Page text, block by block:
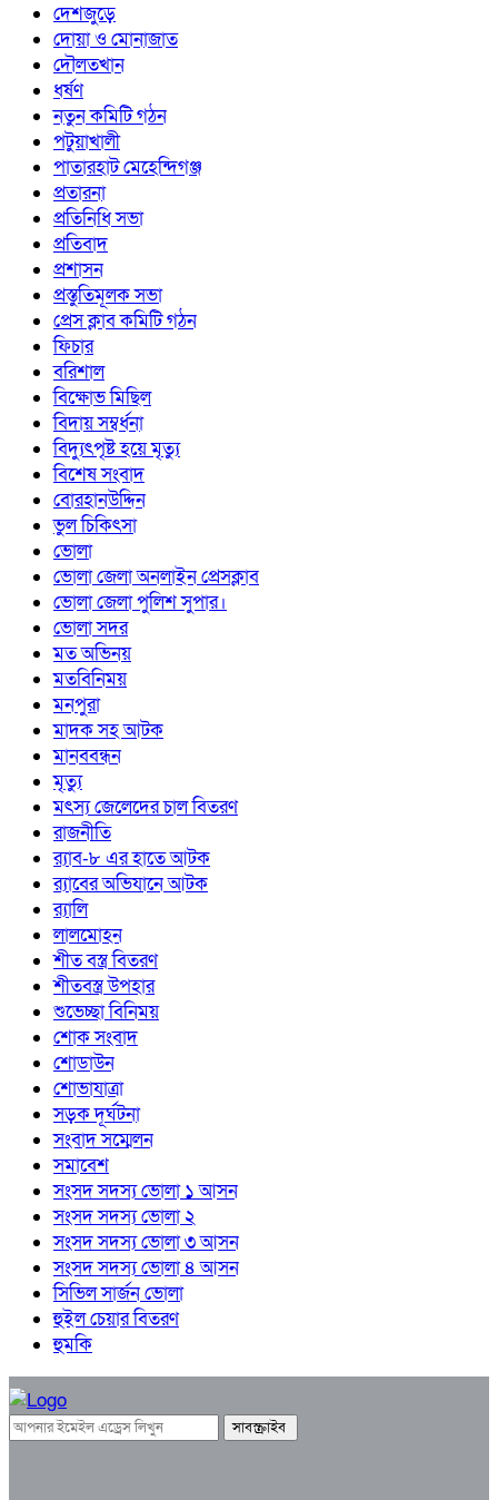
দেশজুড়ে
দোয়া ও মোনাজাত
দৌলতখান
ধর্ষণ
নতুন কমিটি গঠন
পটুয়াখালী
পাতারহাট মেহেন্দিগঞ্জ
প্রতারনা
প্রতিনিধি সভা
প্রতিবাদ
প্রশাসন
প্রস্তুতিমূলক সভা
প্রেস ক্লাব কমিটি গঠন
ফিচার
বরিশাল
বিক্ষোভ মিছিল
বিদায় সম্বর্ধনা
বিদ্যুৎপৃষ্ট হয়ে মৃত্যু
বিশেষ সংবাদ
বোরহানউদ্দিন
ভুল চিকিৎসা
ভোলা
ভোলা জেলা অনলাইন প্রেসক্লাব
ভোলা জেলা পুলিশ সুপার।
ভোলা সদর
মত অভিনয়
মতবিনিময়
মনপুরা
মাদক সহ আটক
মানববন্ধন
মৃত্যু
মৎস্য জেলেদের চাল বিতরণ
রাজনীতি
র‍্যাব-৮ এর হাতে আটক
র‍্যাবের অভিযানে আটক
র‍্যালি
লালমোহন
শীত বস্ত্র বিতরণ
শীতবস্ত্র উপহার
শুভেচ্ছা বিনিময়
শোক সংবাদ
শোডাউন
শোভাযাত্রা
সড়ক দূর্ঘটনা
সংবাদ সম্মেলন
সমাবেশ
সংসদ সদস্য ভোলা ১ আসন
সংসদ সদস্য ভোলা ২
সংসদ সদস্য ভোলা ৩ আসন
সংসদ সদস্য ভোলা ৪ আসন
সিভিল সার্জন ভোলা
হুইল চেয়ার বিতরণ
হুমকি